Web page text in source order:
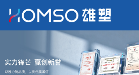
关于雄塑